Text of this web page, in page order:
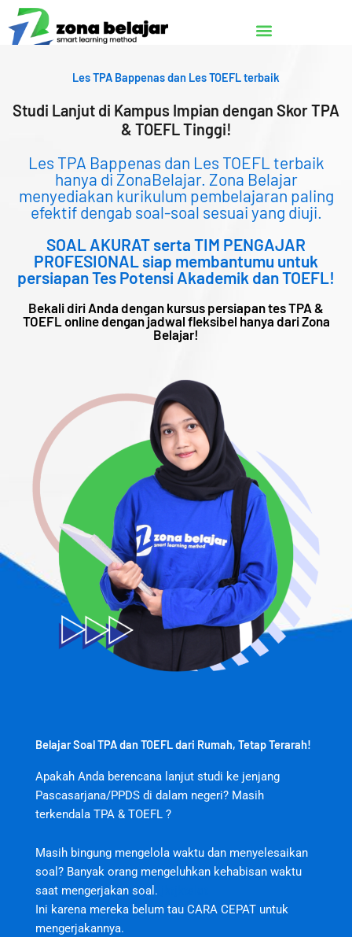
Lewati
ke
konten
Les TPA Bappenas dan Les TOEFL terbaik
Studi Lanjut di Kampus Impian dengan Skor TPA
& TOEFL Tinggi!
Les TPA Bappenas dan Les TOEFL terbaik
hanya di ZonaBelajar. Zona Belajar
menyediakan kurikulum pembelajaran paling
efektif dengab soal-soal sesuai yang diuji.
SOAL AKURAT serta TIM PENGAJAR
PROFESIONAL siap membantumu untuk
persiapan Tes Potensi Akademik dan TOEFL!
Bekali diri Anda dengan kursus persiapan tes TPA &
TOEFL online dengan jadwal fleksibel hanya dari Zona
Belajar!
Belajar Soal TPA dan TOEFL dari Rumah, Tetap Terarah!
Apakah Anda berencana lanjut studi ke jenjang
Pascasarjana/PPDS di dalam negeri? Masih
terkendala TPA & TOEFL ?
Masih bingung mengelola waktu dan menyelesaikan
soal? Banyak orang mengeluhkan kehabisan waktu
saat mengerjakan soal.
Ini karena mereka belum tau CARA CEPAT untuk
mengerjakannya.